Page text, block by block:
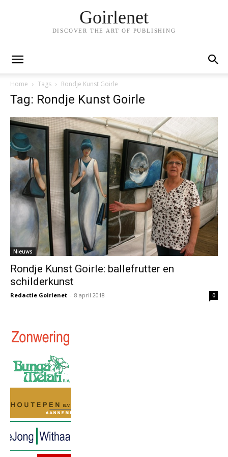
Goirlenet
DISCOVER THE ART OF PUBLISHING
Home Tags Rondje Kunst Goirle
Tag: Rondje Kunst Goirle
Nieuws
Rondje Kunst Goirle: ballefrutter en
schilderkunst
Redactie Goirlenet - 8 april 2018 0